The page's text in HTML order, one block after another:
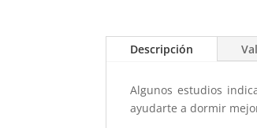
Descripción
Algunos estudios
ayudarte a dormir